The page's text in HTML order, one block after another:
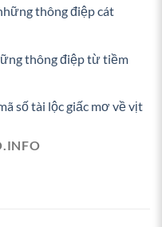
thông điệp cát
thông điệp từ tiềm
số tài lộc giấc mơ về vịt